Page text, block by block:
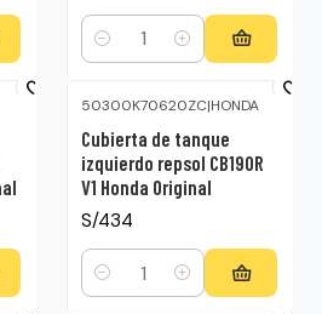
Cantidad
50300K70620ZC|HONDA
Cubierta de tanque
izquierdo repsol CB190R
V1 Honda Original
S/434
Cantidad